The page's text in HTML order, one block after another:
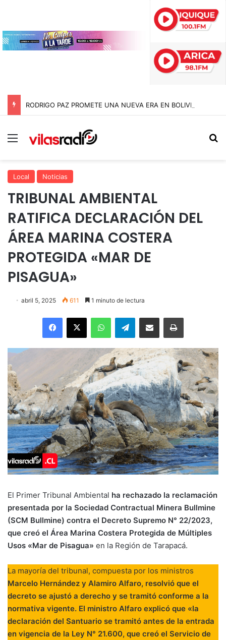
Menú
Local Noticias
TRIBUNAL AMBIENTAL
RATIFICA DECLARACIÓN DEL
ÁREA MARINA COSTERA
PROTEGIDA «MAR DE
PISAGUA»
abril 5, 2025 611 1 minuto de lectura
Facebook
X WhatsAppTelegramEnviar vía email Imprimir
El Primer Tribunal Ambiental ha rechazado la reclamación
presentada por la Sociedad Contractual Minera Bullmine
(SCM Bullmine) contra el Decreto Supremo N° 22/2023,
que creó el Área Marina Costera Protegida de Múltiples
Usos «Mar de Pisagua» en la Región de Tarapacá.
La mayoría del tribunal, compuesta por los ministros
Marcelo Hernández y Alamiro Alfaro, resolvió que el
decreto se ajustó a derecho y se tramitó conforme a la
normativa vigente. El ministro Alfaro explicó que «la
declaración del Santuario se tramitó antes de la entrada
en vigencia de la Ley N° 21.600, que creó el Servicio de